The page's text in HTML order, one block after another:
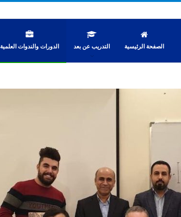
الصفحة الرئيسية التدريب عن بعد الدورات والندوات العلمية